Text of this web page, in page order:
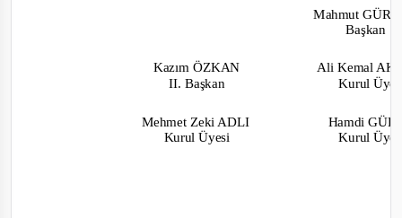
Mahmut
Başkan
Kazım ÖZKAN
II. Başkan
Ali Kemal
Kurul
Mehmet Zeki ADLI
Hamdi
Kurul Üyesi
Kurul Üyes